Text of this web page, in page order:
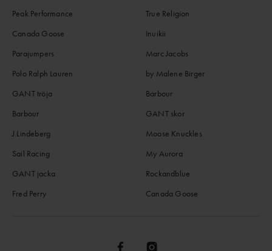
Peak Performance
Canada Goose
Parajumpers
Polo Ralph Lauren
GANT tröja
Barbour
J.Lindeberg
Sail Racing
GANT jacka
Fred Perry
True Religion
Inuikii
Marc Jacobs
by Malene Birger
Barbour
GANT skor
Moose Knuckles
My Aurora
Rockandblue
Canada Goose